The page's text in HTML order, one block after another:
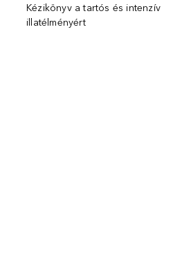
Kézikönyv a tartós és intenzív
illatélményért